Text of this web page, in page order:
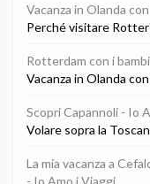
Vacanza in Olanda
Perché visitare
Rotterdam con i
Vacanza in Olanda
Scopri Capannoli - Io
Volare sopra la
La mia vacanza a